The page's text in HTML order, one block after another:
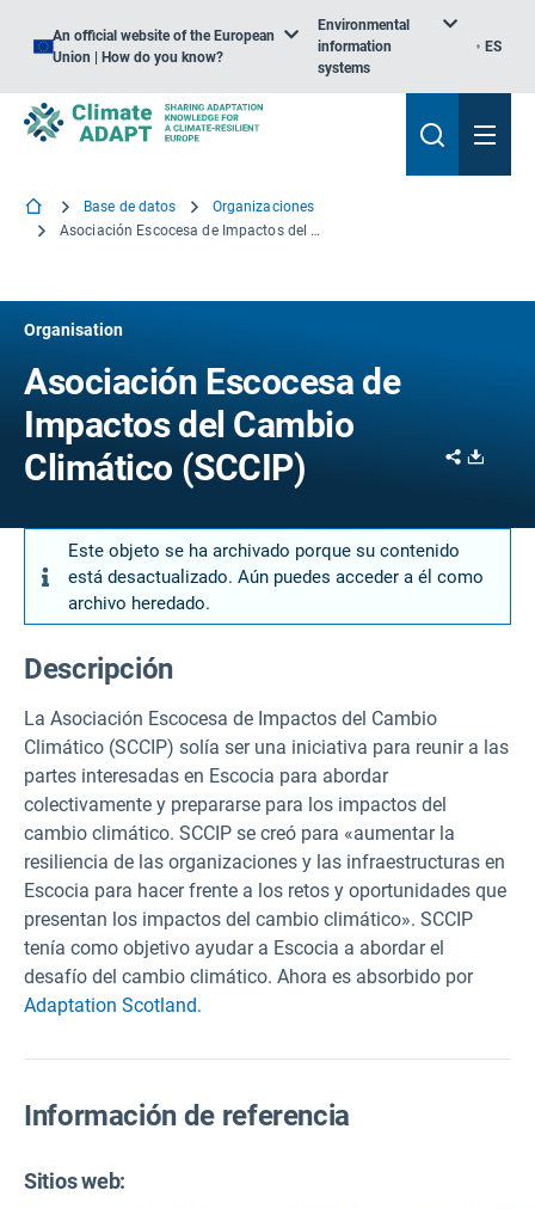
An official website of the European
Union | How do you know?
Environmental
information
systems
ES
Base de datos
Organizaciones
Asociación Escocesa de Impactos del Cambio Climático (SCCIP)
Organisation
Asociación Escocesa de
Impactos del Cambio
Climático (SCCIP)
Share
Este objeto se ha archivado porque su contenido
está desactualizado. Aún puedes acceder a él como
archivo heredado.
Descripción
La Asociación Escocesa de Impactos del Cambio
Climático (SCCIP) solía ser una iniciativa para reunir a las
partes interesadas en Escocia para abordar
colectivamente y prepararse para los impactos del
cambio climático. SCCIP se creó para «aumentar la
resiliencia de las organizaciones y las infraestructuras en
Escocia para hacer frente a los retos y oportunidades que
presentan los impactos del cambio climático». SCCIP
tenía como objetivo ayudar a Escocia a abordar el
desafío del cambio climático. Ahora es absorbido por
Adaptation Scotland.
Información de referencia
Sitios web: